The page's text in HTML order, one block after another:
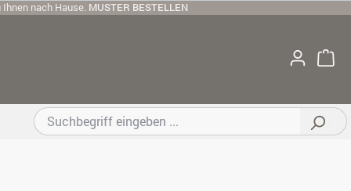
nach Hause. MUSTER BESTELLEN